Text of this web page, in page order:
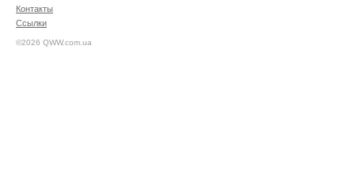
Контакты
Ссылки
©2026 QWW.com.ua